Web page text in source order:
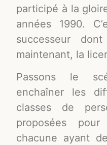
participé à la
années 1990.
successeur
maintenant, la
Passons le
enchaîner les
classes de
proposées
chacune ayant